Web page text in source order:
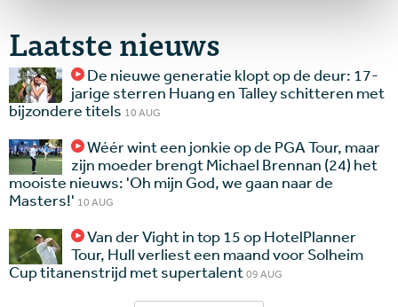
Laatste nieuws
De nieuwe generatie klopt op de deur: 17-
jarige sterren Huang en Talley schitteren met
bijzondere titels 10 AUG
Wéér wint een jonkie op de PGA Tour, maar
zijn moeder brengt Michael Brennan (24) het
mooiste nieuws: 'Oh mijn God, we gaan naar de
Masters!' 10 AUG
Van der Vight in top 15 op HotelPlanner
Tour, Hull verliest een maand voor Solheim
Cup titanenstrijd met supertalent09 AUG